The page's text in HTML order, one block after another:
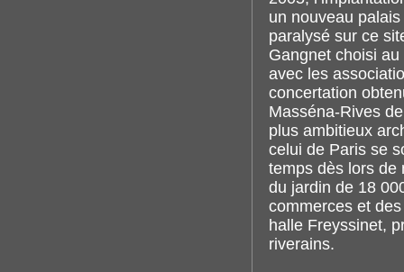
un nouveau
paralysé sur ce
Gangnet choisi
avec les
concertation
Masséna-Rives
plus ambitieux
celui de Paris se
temps dès lors de
du jardin de 18
commerces et
halle Freyssinet,
riverains.